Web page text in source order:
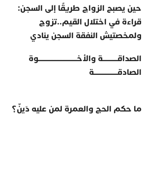
حين يصبح الزواج طريقًا إلى السجن:
قراءة في اختلال القيم..تزوج
ولمخصتيش النفقة السجن ينادي
الصداقــــــــــة والأخــــــــــــــــــــــــــوة
الصادقــــــــــــــــة
ما حكم الحج والعمرة لمن عليه دَينٌ؟